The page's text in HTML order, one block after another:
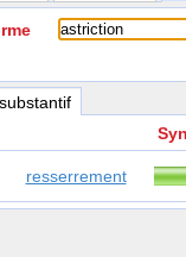
, substantif
resserrement